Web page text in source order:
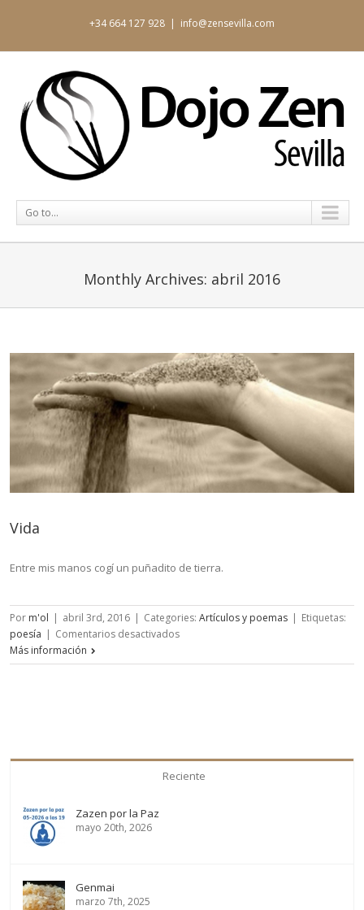
+34 664 127 928 | info@zensevilla.com
Go to...
Monthly Archives: abril 2016
Vida
Entre mis manos cogí un puñadito de tierra.
Por m'ol abril 3rd, 2016 Categories: Artículos y poemas
Etiquetas:
poesía
Comentarios desactivadosen
Más información
Reciente
Zazen por la Paz
mayo 20th, 2026
Genmai
marzo 7th, 2025